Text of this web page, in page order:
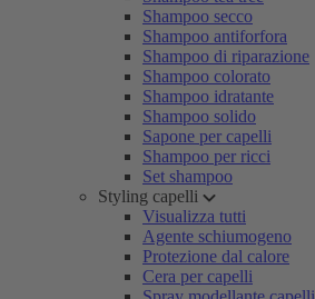
Shampoo secco
Shampoo antiforfora
Shampoo di riparazione
Shampoo colorato
Shampoo idratante
Shampoo solido
Sapone per capelli
Shampoo per ricci
Set shampoo
Styling capelli
Visualizza tutti
Agente schiumogeno
Protezione dal calore
Cera per capelli